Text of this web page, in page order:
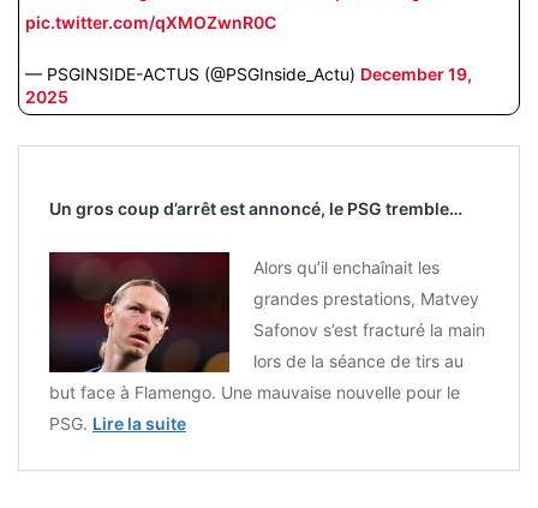
pic.twitter.com/qXMOZwnR0C
— PSGINSIDE-ACTUS (@PSGInside_Actu) December 19,
2025
Un gros coup d’arrêt est annoncé, le PSG tremble…
Alors qu’il enchaînait les
grandes prestations, Matvey
Safonov s’est fracturé la main
lors de la séance de tirs au
but face à Flamengo. Une mauvaise nouvelle pour le
PSG. Lire la suite